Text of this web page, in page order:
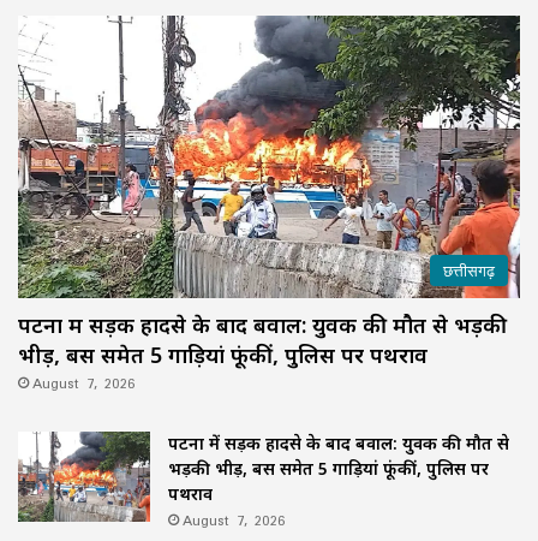
छत्तीसगढ़
पटना में सड़क हादसे के बाद बवाल: युवक की मौत से भड़की
भीड़, बस समेत 5 गाड़ियां फूंकीं, पुलिस पर पथराव
August 7, 2026
पटना में सड़क हादसे के बाद बवाल: युवक की मौत से
भड़की भीड़, बस समेत 5 गाड़ियां फूंकीं, पुलिस पर
पथराव
August 7, 2026